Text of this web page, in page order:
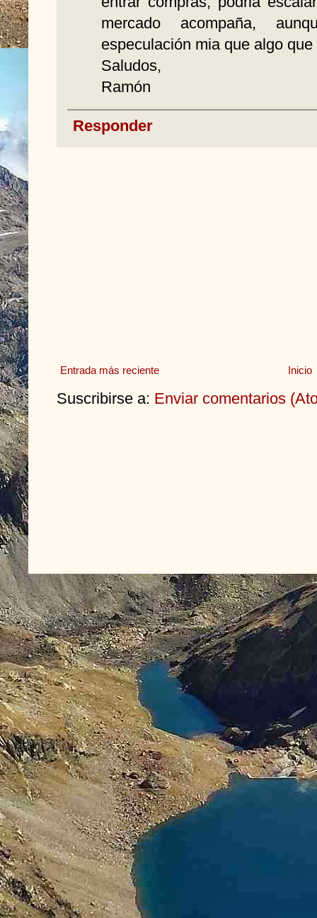
mercado acompaña,
especulación mia que algo
Saludos,
Ramón
Responder
Entrada más reciente Inicio
Suscribirse a: Enviar comentarios